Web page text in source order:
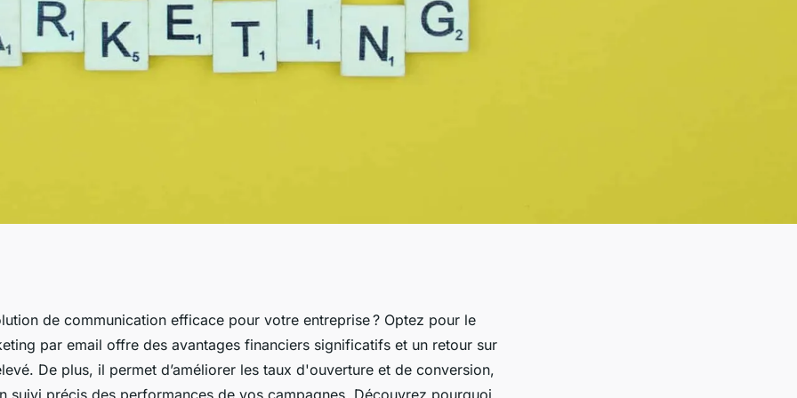
d'une
choisir le
de communication efficace pour votre entreprise ? Optez pour le
par email offre des avantages financiers significatifs et un retour sur
De plus, il permet d’améliorer les taux d'ouverture et de conversion,
suivi précis des performances de vos campagnes. Découvrez pourquoi